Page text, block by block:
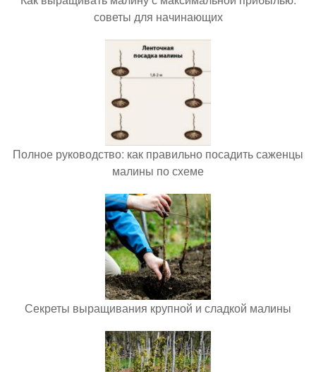
советы для начинающих
Полное руководство: как правильно посадить саженцы
малины по схеме
Секреты выращивания крупной и сладкой малины